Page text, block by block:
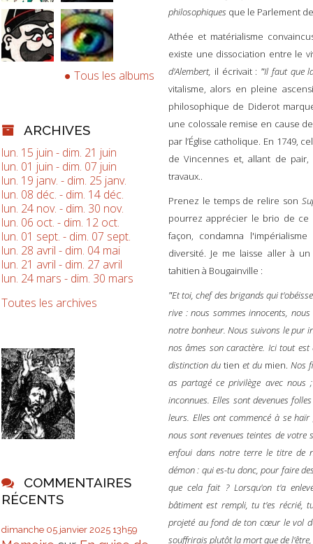
Tous les albums
ARCHIVES
lun. 15 juin - dim. 21 juin
lun. 01 juin - dim. 07 juin
lun. 19 janv. - dim. 25 janv.
lun. 08 déc. - dim. 14 déc.
lun. 24 nov. - dim. 30 nov.
lun. 06 oct. - dim. 12 oct.
lun. 01 sept. - dim. 07 sept.
lun. 28 avril - dim. 04 mai
lun. 21 avril - dim. 27 avril
lun. 24 mars - dim. 30 mars
Toutes les archives
COMMENTAIRES
RÉCENTS
dimanche 05 janvier 2025 13h59
philosophiques que le Parlement
Athée et matérialisme
existe une dissociation entre le
d'Alembert, il écrivait : "Il faut que
vitalisme, alors en pleine
philosophique de Diderot
une colossale remise en cause
par l’Église catholique En 1749,
de Vincennes et, allant de
travaux..
Prenez le temps de relire son
pourrez apprécier le brio de
façon, condamna
diversité. Je me laisse aller à
tahitien à Bougainville :
"Et toi, chef des brigands qui
rive : nous sommes innocents,
notre bonheur. Nous suivons le pur
nos âmes son caractère. Ici tout
distinction dutien et du mien. Nos
as partagé ce privilège avec
inconnues. Elles sont devenues
leurs. Elles ont commencé à se
nous sont revenues teintes de
enfoui dans notre terre le titre de
démon : qui es-tu donc, pour faire
que cela fait ? Lorsqu'on t'a
bâtiment est rempli, tu t'es récrié,
projeté au fond de ton cœur le vol
souffrirais plutôt la mort que de